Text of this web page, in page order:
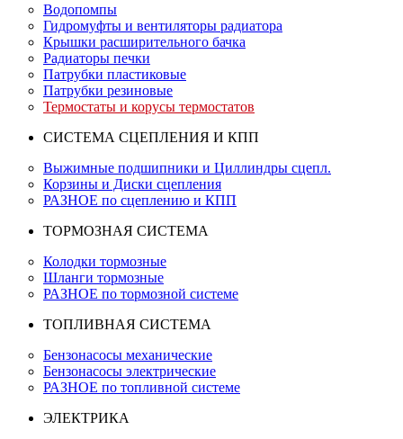
Водопомпы
Гидромуфты и вентиляторы радиатора
Крышки расширительного бачка
Радиаторы печки
Патрубки пластиковые
Патрубки резиновые
Термостаты и корусы термостатов
СИСТЕМА СЦЕПЛЕНИЯ И КПП
Выжимные подшипники и Циллиндры сцепл.
Корзины и Диски сцепления
РАЗНОЕ по сцеплению и КПП
ТОРМОЗНАЯ СИСТЕМА
Колодки тормозные
Шланги тормозные
РАЗНОЕ по тормозной системе
ТОПЛИВНАЯ СИСТЕМА
Бензонасосы механические
Бензонасосы электрические
РАЗНОЕ по топливной системе
ЭЛЕКТРИКА